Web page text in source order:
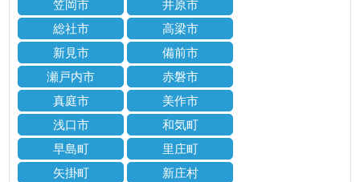
笠岡市
井原市
総社市
高梁市
新見市
備前市
瀬戸内市
赤磐市
真庭市
美作市
浅口市
和気町
早島町
里庄町
矢掛町
新庄村